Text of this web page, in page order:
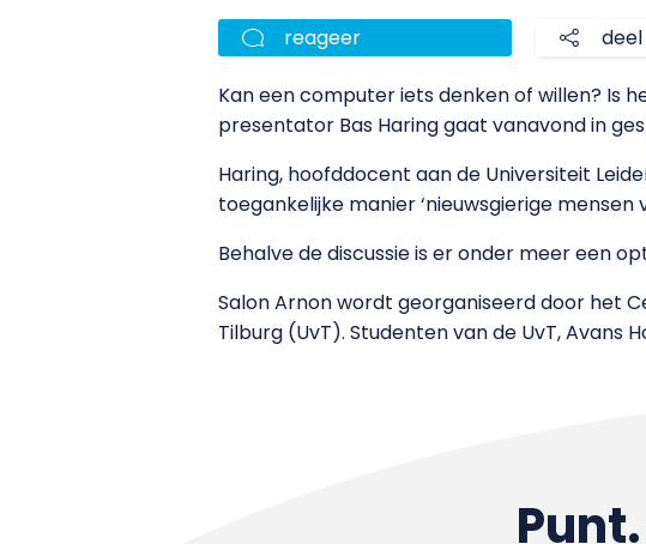
reageer deel
Kan een computer iets denken of willen? Is
presentator Bas Haring gaat vanavond in
Haring, hoofddocent aan de Universiteit
toegankelijke manier ‘nieuwsgierige
Behalve de discussie is er onder meer een
Salon Arnon wordt georganiseerd door het
Tilburg (UvT). Studenten van de UvT, Avans